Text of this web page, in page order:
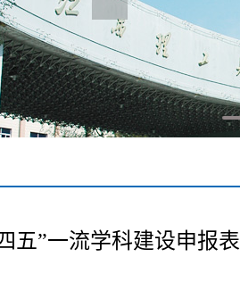
五”一流学科建设申报表